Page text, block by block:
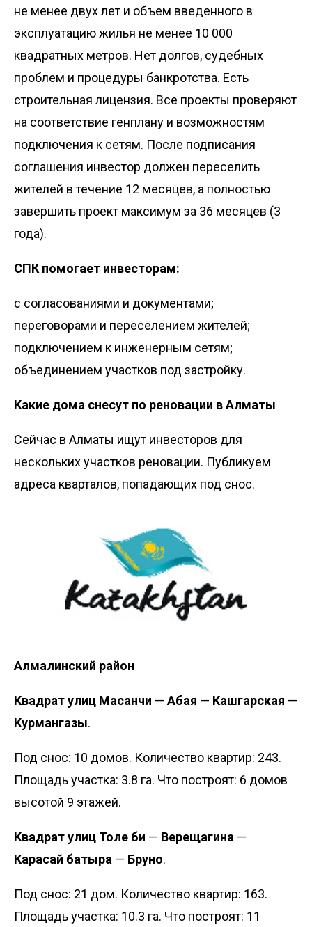
не менее двух лет и объем введенного в
эксплуатацию жилья не менее 10 000
квадратных метров. Нет долгов, судебных
проблем и процедуры банкротства. Есть
строительная лицензия. Все проекты проверяют
на соответствие генплану и возможностям
подключения к сетям. После подписания
соглашения инвестор должен переселить
жителей в течение 12 месяцев, а полностью
завершить проект максимум за 36 месяцев (3
года).
СПК помогает инвесторам:
с согласованиями и документами;
переговорами и переселением жителей;
подключением к инженерным сетям;
объединением участков под застройку.
Какие дома снесут по реновации в Алматы
Сейчас в Алматы ищут инвесторов для
нескольких участков реновации. Публикуем
адреса кварталов, попадающих под снос.
Алмалинский район
Квадрат улиц Масанчи — Абая — Кашгарская —
Курмангазы.
Под снос: 10 домов. Количество квартир: 243.
Площадь участка: 3.8 га. Что построят: 6 домов
высотой 9 этажей.
Квадрат улиц Толе би — Верещагина —
Карасай батыра — Бруно.
Под снос: 21 дом. Количество квартир: 163.
Площадь участка: 10.3 га. Что построят: 11